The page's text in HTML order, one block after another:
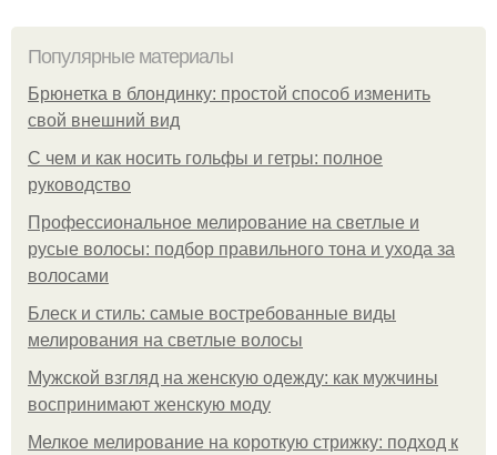
Популярные материалы
Брюнетка в блондинку: простой способ изменить
свой внешний вид
С чем и как носить гольфы и гетры: полное
руководство
Профессиональное мелирование на светлые и
русые волосы: подбор правильного тона и ухода за
волосами
Блеск и стиль: самые востребованные виды
мелирования на светлые волосы
Мужской взгляд на женскую одежду: как мужчины
воспринимают женскую моду
Мелкое мелирование на короткую стрижку: подход к